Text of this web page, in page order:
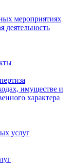
мероприятиях
деятельность
имуществе и
характера
услуг